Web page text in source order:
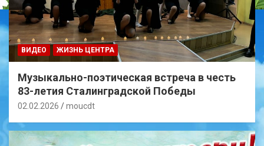
ВИДЕО ЖИЗНЬ ЦЕНТРА
Музыкально-поэтическая встреча в честь
83-летия Сталинградской Победы
02.02.2026 moucdt